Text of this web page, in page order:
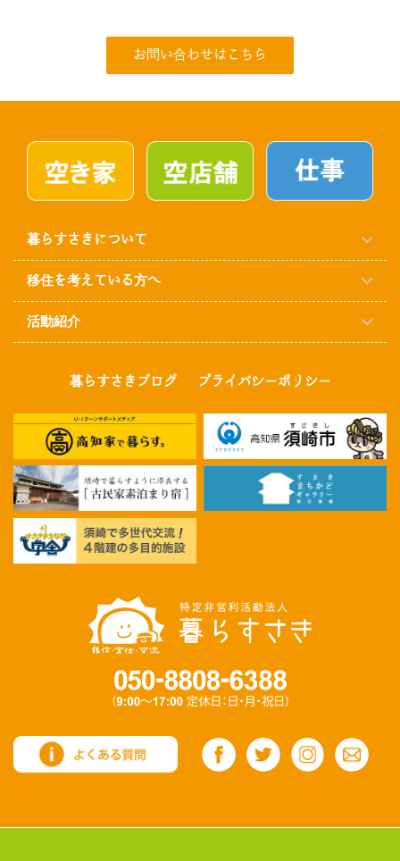
お問い合わせはこちら
暮らすさきについて
移住を考えている方へ
活動紹介
暮らすさきブログ プライバシーポリシー